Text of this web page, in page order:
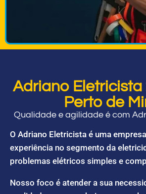
Adriano Eletricista
Perto de
Qualidade e agilidade é com
O Adriano Eletricista é uma
experiência no segmento da
problemas elétricos simples e
Nosso foco é atender a sua